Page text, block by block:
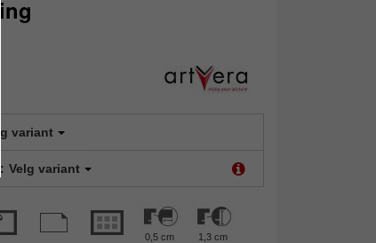
variant
Velg variant
0,5 cm 1,3 cm